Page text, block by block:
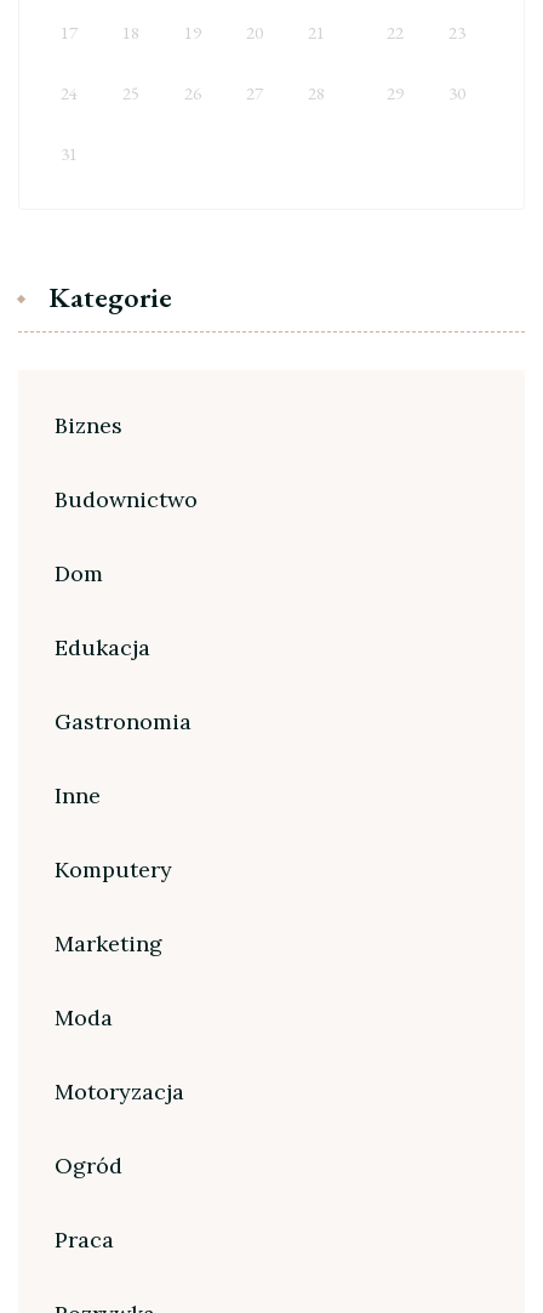
17 18 19 20 21 22 23
24 25 26 27 28 29 30
31
Kategorie
Biznes
Budownictwo
Dom
Edukacja
Gastronomia
Inne
Komputery
Marketing
Moda
Motoryzacja
Ogród
Praca